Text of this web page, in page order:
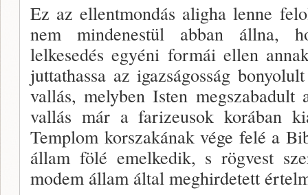
Ez az ellentmondás aligha lenne
nem min­denestül abban állna,
lelkesedés egyéni formái el­len
juttathassa az igazságosság
vallás, melyben Isten
vallás már a farizeusok korában
Templom korszakának vége felé a
ál­lam fölé emelkedik, s rögvest
modem állam által meghirdetett